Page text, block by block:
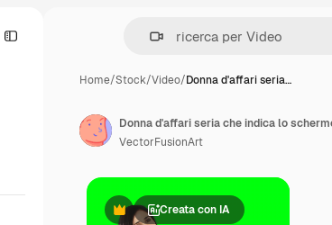
Home/Stock/Video/Donna d'affari seria…
PremiumCreata con IA
Donna d'affari seria che indica lo
VectorFusionArt